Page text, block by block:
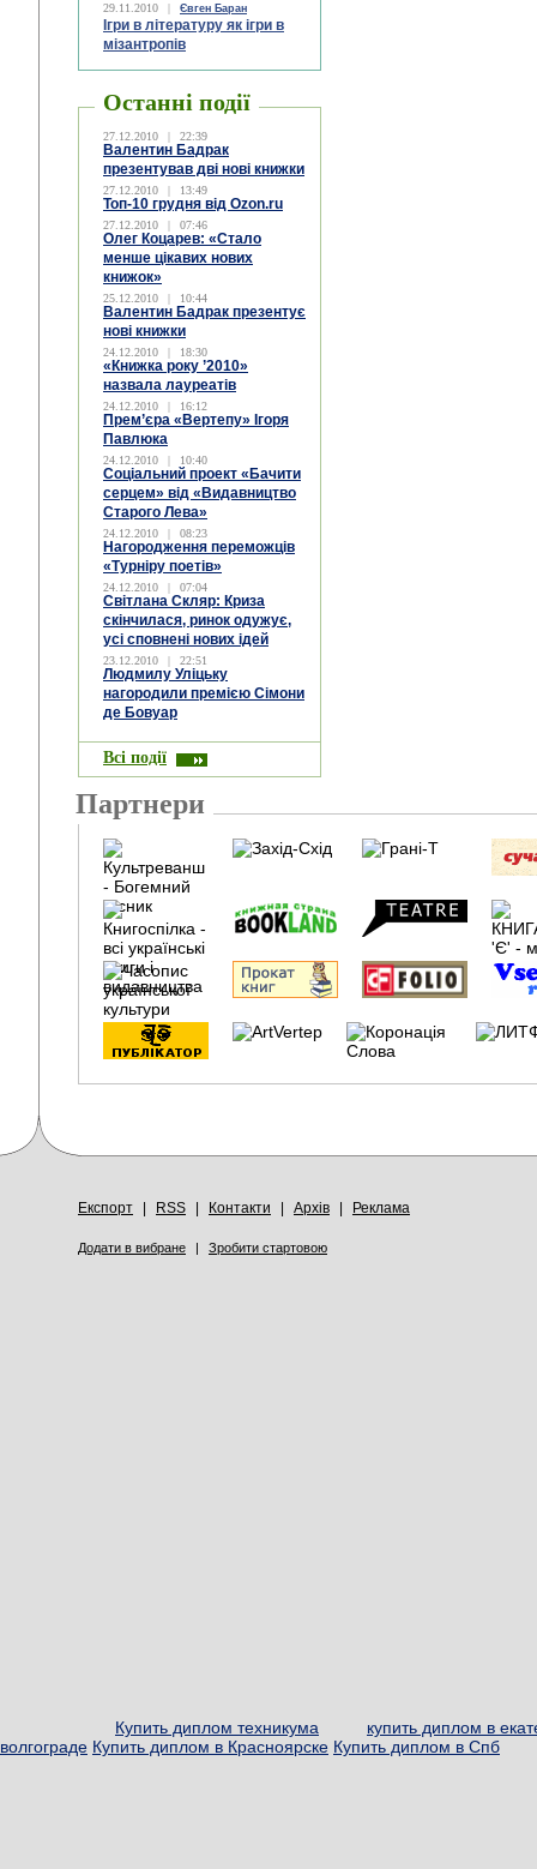
29.11.2010 | Євген Баран
Ігри в літературу як ігри в
мізантропів
Останні події
27.12.2010 | 22:39
Валентин Бадрак
презентував дві нові книжки
27.12.2010 | 13:49
Топ-10 грудня від Ozon.ru
27.12.2010 | 07:46
Олег Коцарев: «Стало
менше цікавих нових
книжок»
25.12.2010 | 10:44
Валентин Бадрак презентує
нові книжки
24.12.2010 | 18:30
«Книжка року ’2010»
назвала лауреатів
24.12.2010 | 16:12
Прем’єра «Вертепу» Ігоря
Павлюка
24.12.2010 | 10:40
Соціальний проект «Бачити
серцем» від «Видавництво
Старого Лева»
24.12.2010 | 08:23
Нагородження переможців
«Турніру поетів»
24.12.2010 | 07:04
Світлана Скляр: Криза
скінчилася, ринок одужує,
усі сповнені нових ідей
23.12.2010 | 22:51
Людмилу Уліцьку
нагородили премією Сімони
де Бовуар
Всі події
Партнери
Експорт RSS Контакти Архів Реклама
Додати в вибране | Зробити стартовою
Купить диплом техникума
купить диплом в
волгограде Купить диплом в Красноярске Купить диплом в Спб